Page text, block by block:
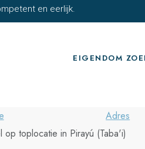
en eerlijk.
EIGENDOM
Adres
op toplocatie in Pirayú (Taba'i)